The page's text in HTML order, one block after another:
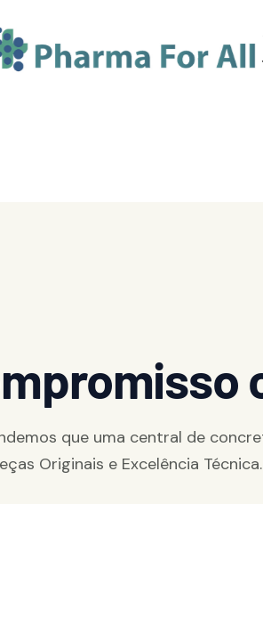
que uma central de
Originais e Excelência